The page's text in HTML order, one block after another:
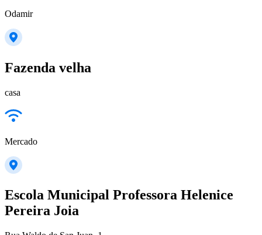
Odamir
Fazenda velha
casa
Mercado
Escola Municipal Professora Helenice
Pereira Joia